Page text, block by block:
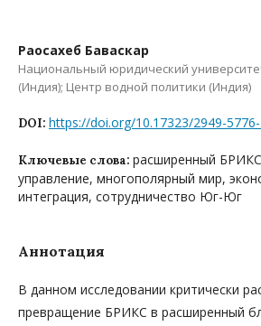
Раосахеб Баваскар
Национальный юридический
(Индия); Центр водной политики (Индия)
DOI: https://doi.org/10.17323/2949-
Ключевые слова: расширенный
управление, многополярный мир,
интеграция, сотрудничество Юг-Юг
Аннотация
В данном исследовании критически
превращение БРИКС в расширенный